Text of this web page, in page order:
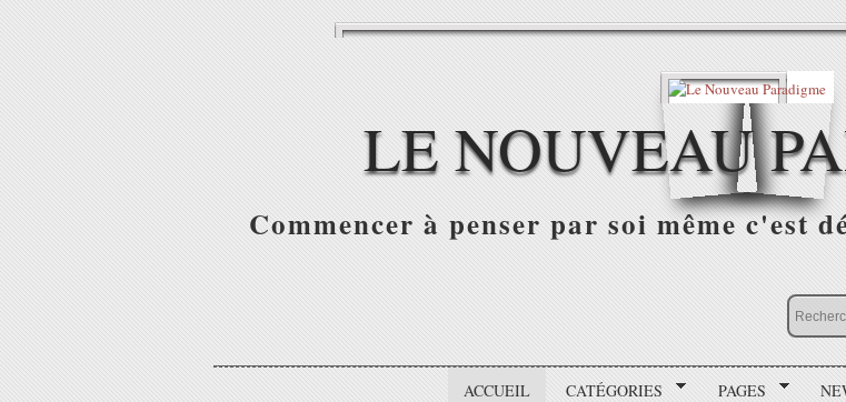
LE NOUVEAU
Commencer à penser par soi même c'est
ACCUEIL CATÉGORIES PAGES